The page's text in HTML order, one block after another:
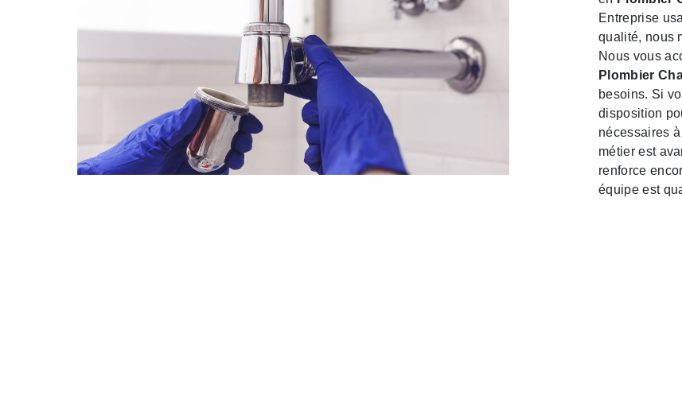
Entreprise
qualité, nous
Nous vous
Plombier
besoins. Si
disposition
nécessaires
métier est
renforce
équipe est